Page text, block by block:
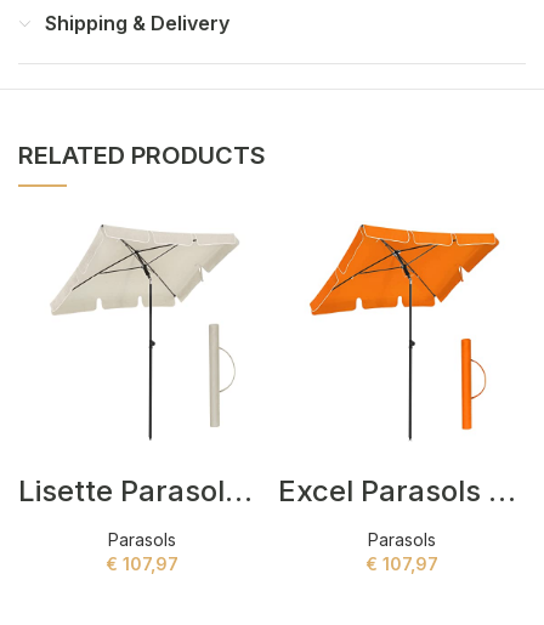
Shipping & Delivery
RELATED PRODUCTS
Lisette Parasols Beige
Parasols
€ 107,97
Excel Parasols Oranje
Parasols
€ 107,97